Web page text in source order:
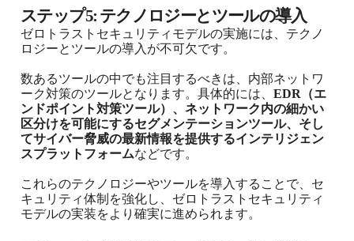
ステップ5: テクノロジーとツールの導入
ゼロトラストセキュリティモデルの実施には、テクノ
ロジーとツールの導入が不可欠です。
数あるツールの中でも注目するべきは、内部ネットワ
ーク対策のツールとなります。具体的には、 EDR（エ
ンドポイント対策ツール）、ネットワーク内の細かい
区分けを可能にするセグメンテーションツール、そし
てサイバー脅威の最新情報を提供するインテリジェン
スプラットフォームなどです。
これらのテクノロジーやツールを導入することで、セ
キュリティ体制を強化し、ゼロトラストセキュリティ
モデルの実装をより確実に進められます。